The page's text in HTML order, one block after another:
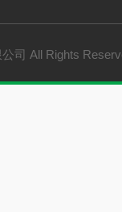
公司 All Rights